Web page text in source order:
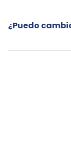
¿Puedo